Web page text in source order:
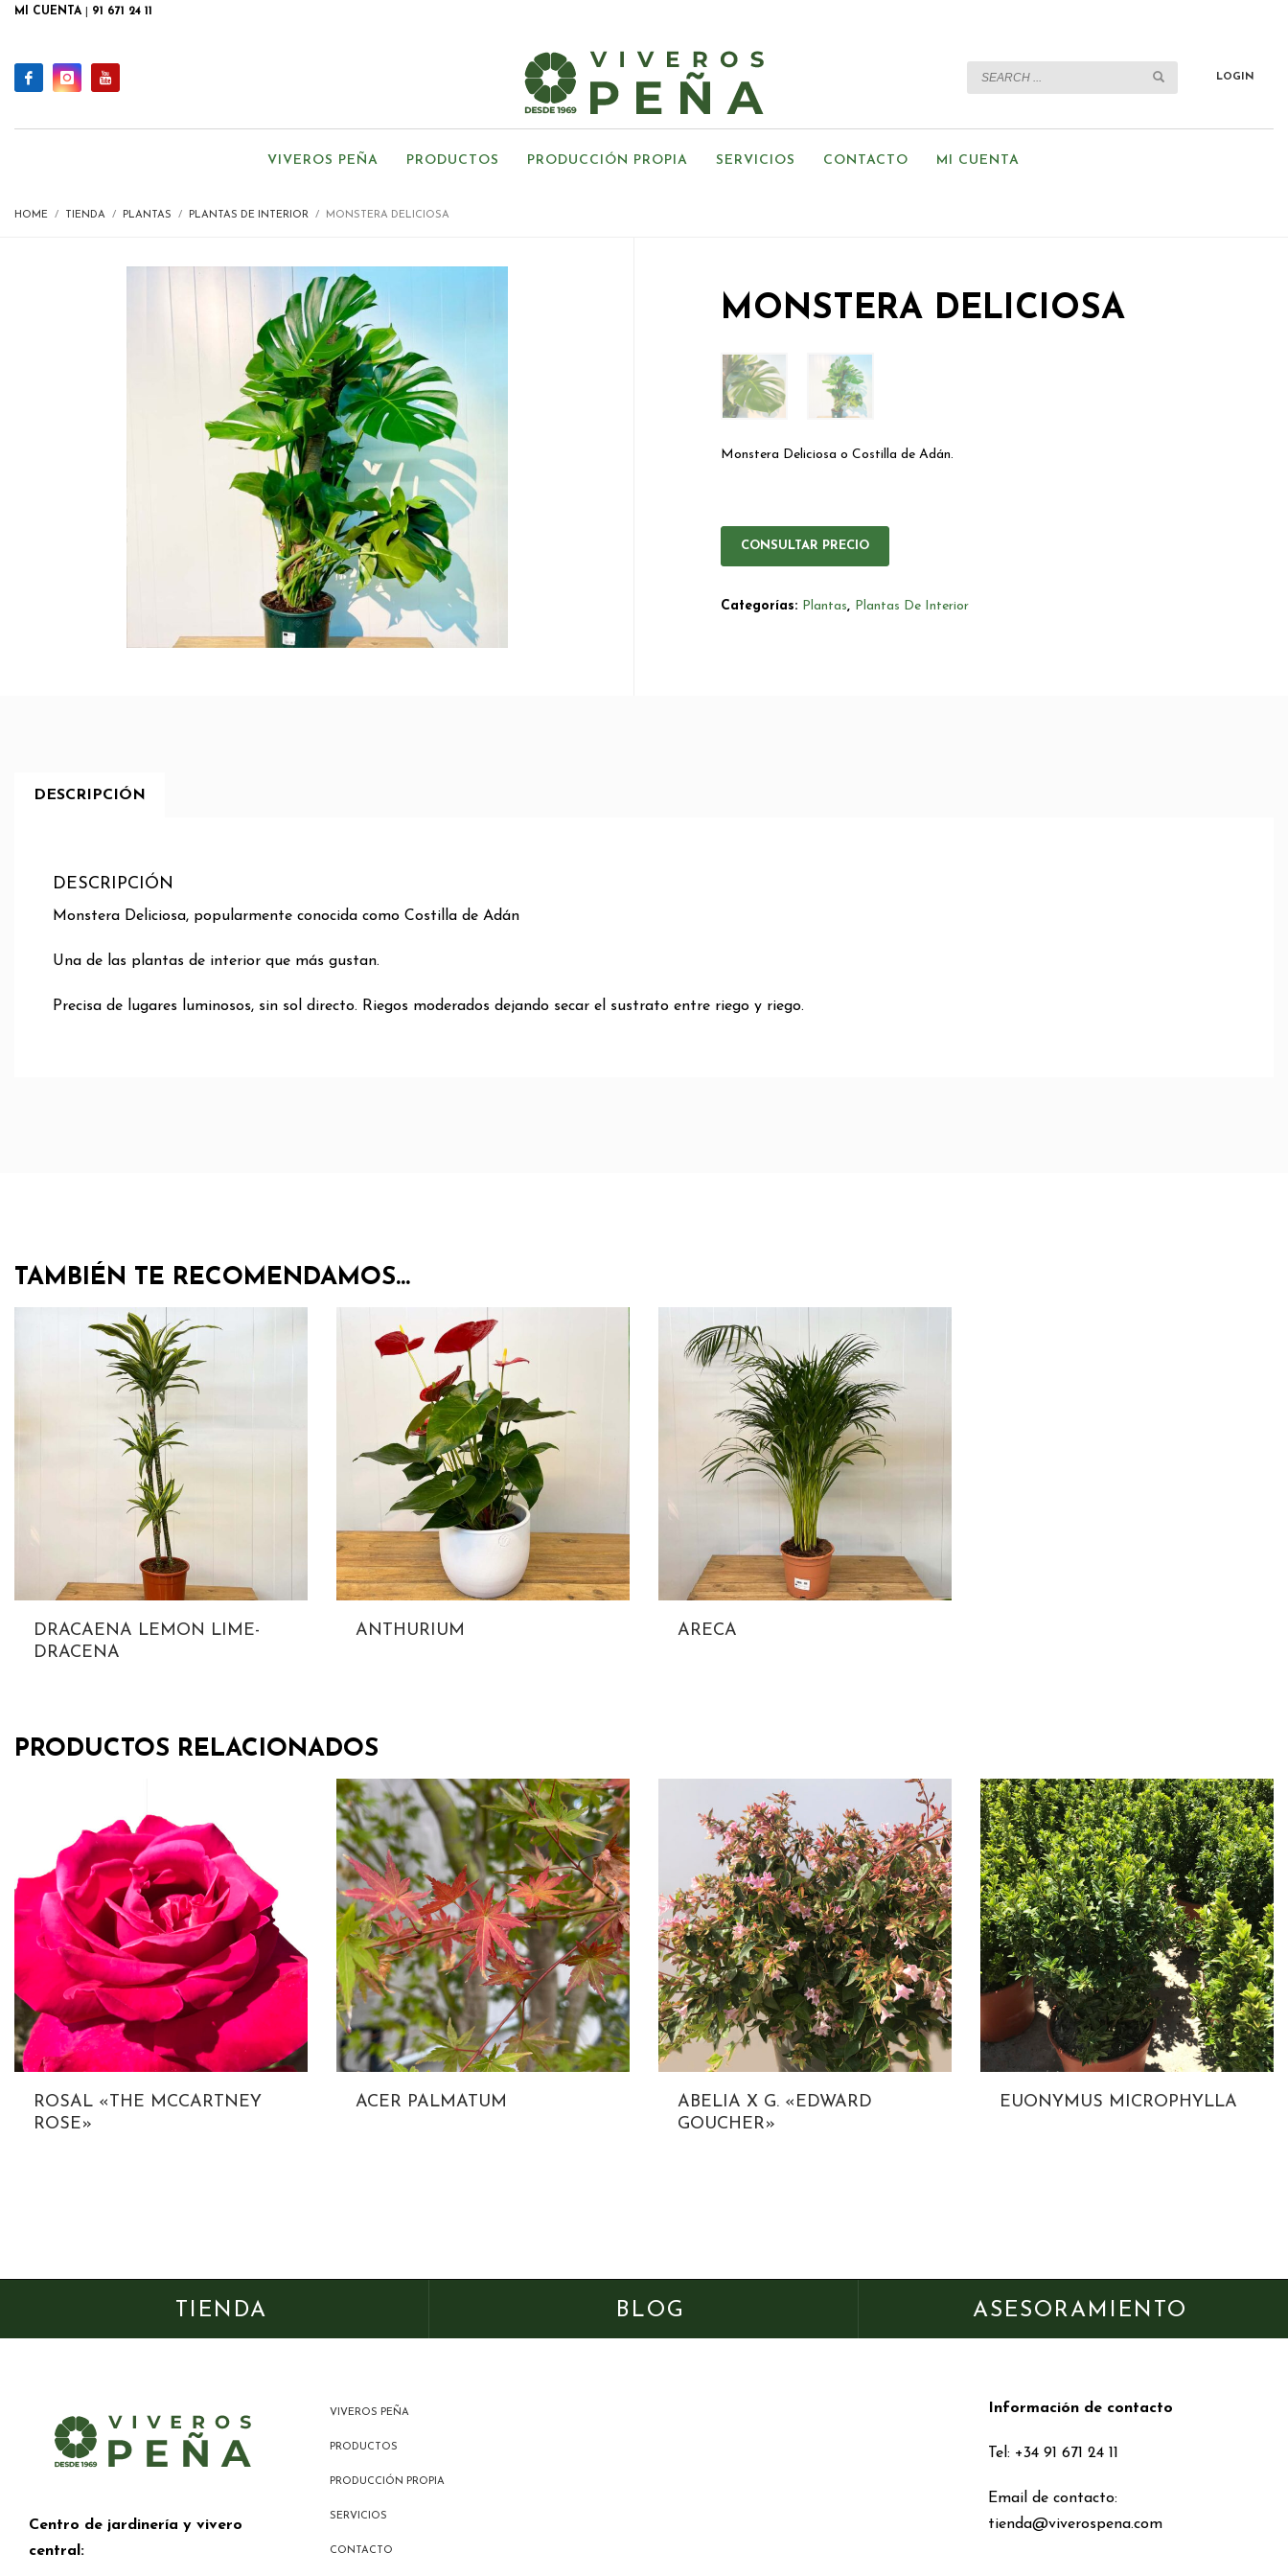
MI CUENTA 91 671 24 11
LOGIN
VIVEROS PEÑA PRODUCTOS PRODUCCIÓN PROPIA SERVICIOS CONTACTO MI CUENTA
HOME TIENDA PLANTAS PLANTAS DE INTERIOR MONSTERA DELICIOSA
MONSTERA DELICIOSA
Monstera Deliciosa o Costilla de Adán.
CONSULTAR PRECIO
Categorías: Plantas, Plantas De Interior
DESCRIPCIÓN
DESCRIPCIÓN
Monstera Deliciosa, popularmente conocida como Costilla de Adán
Una de las plantas de interior que más gustan.
Precisa de lugares luminosos, sin sol directo. Riegos moderados dejando secar el sustrato entre riego y riego.
TAMBIÉN TE RECOMENDAMOS…
DRACAENA LEMON LIME-
DRACENA
ANTHURIUM ARECA
PRODUCTOS RELACIONADOS
ROSAL «THE MCCARTNEY
ROSE»
ACER PALMATUM
ABELIA X G. «EDWARD
GOUCHER»
EUONYMUS MICROPHYLLA
TIENDA BLOG ASESORAMIENTO
Centro de jardinería y vivero
central:
VIVEROS PEÑA
PRODUCTOS
PRODUCCIÓN PROPIA
SERVICIOS
CONTACTO
Información de contacto
Tel: +34 91 671 24 11
Email de contacto:
tienda@viverospena.com